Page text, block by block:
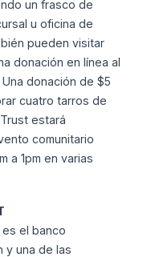
un frasco de
u oficina de
pueden visitar
donación en línea al
donación de $5
cuatro tarros de
estará
comunitario
a 1pm en varias
es el banco
y una de las